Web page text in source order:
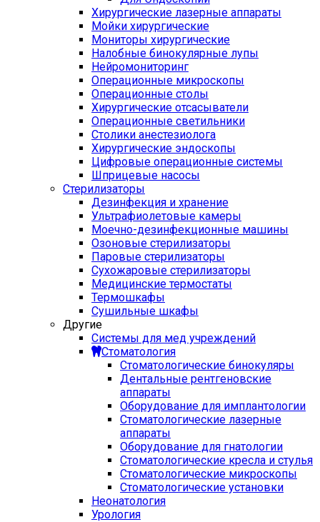
Хирургические лазерные аппараты
Мойки хирургические
Мониторы хирургические
Налобные бинокулярные лупы
Нейромониторинг
Операционные микроскопы
Операционные столы
Хирургические отсасыватели
Операционные светильники
Столики анестезиолога
Хирургические эндоскопы
Цифровые операционные системы
Шприцевые насосы
Стерилизаторы
Дезинфекция и хранение
Ультрафиолетовые камеры
Моечно-дезинфекционные машины
Озоновые стерилизаторы
Паровые стерилизаторы
Сухожаровые стерилизаторы
Медицинские термостаты
Термошкафы
Сушильные шкафы
Другие
Системы для мед учреждений
Стоматология
Стоматологические бинокуляры
Дентальные рентгеновские
аппараты
Оборудование для имплантологии
Стоматологические лазерные
аппараты
Оборудование для гнатологии
Стоматологические кресла и стулья
Стоматологические микроскопы
Стоматологические установки
Неонатология
Урология